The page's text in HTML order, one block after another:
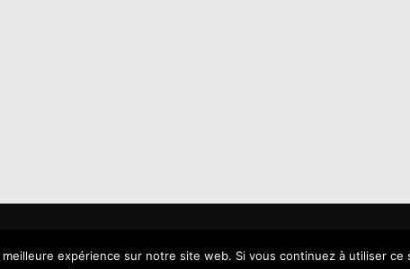
expérience sur notre site web. Si vous continuez à utiliser